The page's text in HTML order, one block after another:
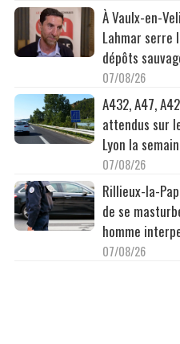
À Vaulx-en-
Lahmar serre
dépôts
07/08/26
A432, A47,
attendus sur
Lyon la
07/08/26
Rillieux-la-
de se
homme
07/08/26